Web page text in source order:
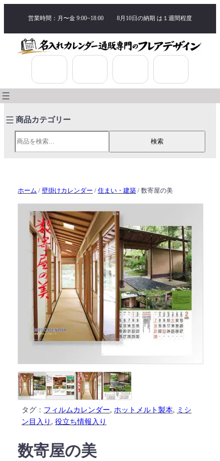
営業時間：月〜金 9:00~18:00 8月10日の納期 は １週間程度
検索
検索
ホーム / 壁掛けカレンダー / 住まい・建築 / 数寄屋の美
タグ： フィルムカレンダー, ホットメルト製本, ミシ
ン目入り , 役立ち情報入り
数寄屋の美